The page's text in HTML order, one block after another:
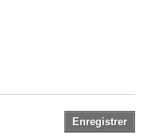
Enregistrer